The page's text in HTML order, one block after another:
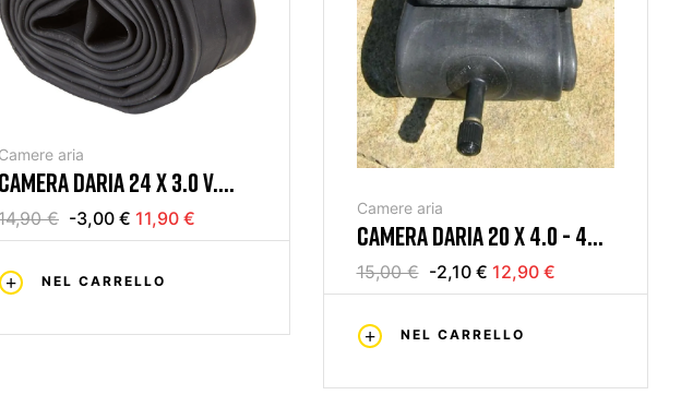
Camere aria
CAMERA DARIA 24 X 3.0 V.
€ -3,00 € 11,90 €
NEL CARRELLO
Camere aria
CAMERA DARIA 20 X 4.0 - 4
1/4
15,00 € -2,10 € 12,90 €
NEL CARRELLO